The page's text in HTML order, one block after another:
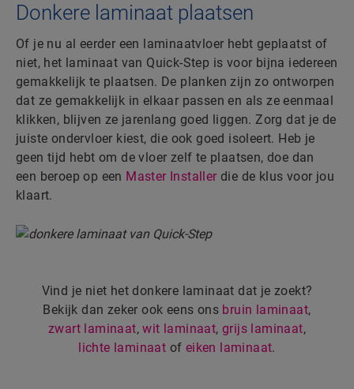
Donkere laminaat plaatsen
Of je nu al eerder een laminaatvloer hebt geplaatst of
niet, het laminaat van Quick-Step is voor bijna iedereen
gemakkelijk te plaatsen. De planken zijn zo ontworpen
dat ze gemakkelijk in elkaar passen en als ze eenmaal
klikken, blijven ze jarenlang goed liggen. Zorg dat je de
juiste ondervloer kiest, die ook goed isoleert. Heb je
geen tijd hebt om de vloer zelf te plaatsen, doe dan
een beroep op een Master Installer die de klus voor jou
klaart.
Vind je niet het donkere laminaat dat je zoekt?
Bekijk dan zeker ook eens ons bruin laminaat,
zwart laminaat,wit laminaat,grijs laminaat,
lichte laminaat of eiken laminaat.